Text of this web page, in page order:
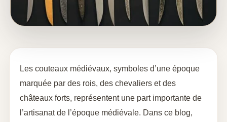
Les couteaux médiévaux, symboles d’une époque
marquée par des rois, des chevaliers et des
châteaux forts, représentent une part importante de
l’artisanat de l’époque médiévale. Dans ce blog,